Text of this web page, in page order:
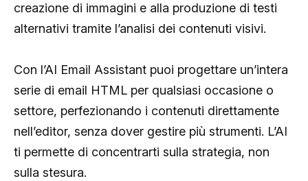
creazione di immagini e alla produzione di testi
alternativi tramite l’analisi dei contenuti visivi.
Con l’AI Email Assistant puoi progettare un’intera
serie di email HTML per qualsiasi occasione o
settore, perfezionando i contenuti direttamente
nell’editor, senza dover gestire più strumenti. L’AI
ti permette di concentrarti sulla strategia, non
sulla stesura.